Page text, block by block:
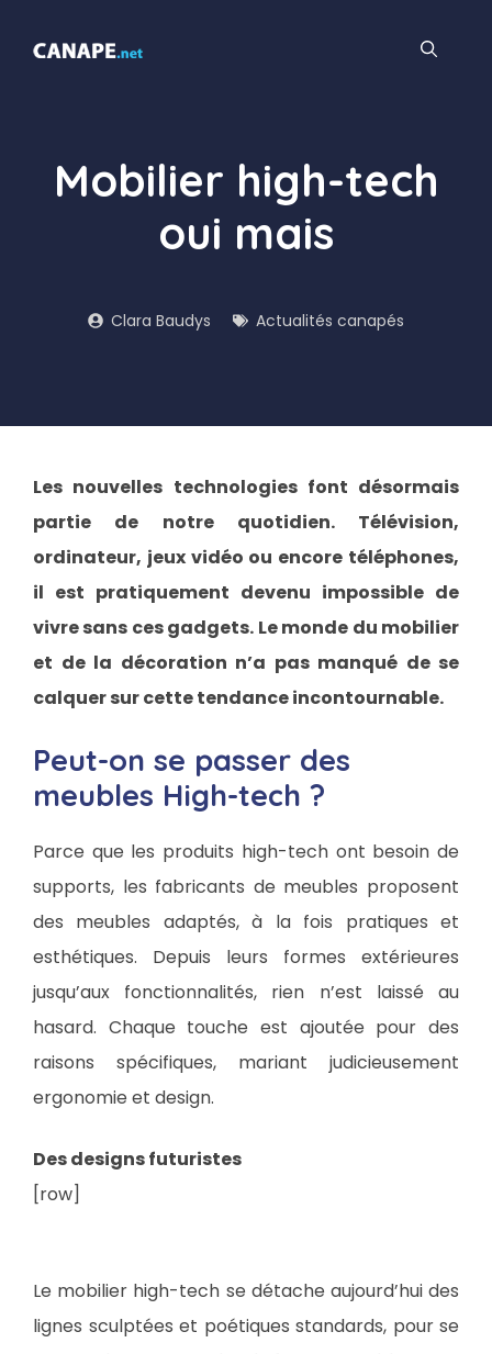
contenu
Mobilier high-tech
oui mais
Clara Baudys Actualités canapés
Les nouvelles technologies font désormais
partie de notre quotidien. Télévision,
ordinateur, jeux vidéo ou encore téléphones,
il est pratiquement devenu impossible de
vivre sans ces gadgets. Le monde du mobilier
et de la décoration n’a pas manqué de se
calquer sur cette tendance incontournable.
Peut-on se passer des
meubles High-tech ?
Parce que les produits high-tech ont besoin de
supports, les fabricants de meubles proposent
des meubles adaptés, à la fois pratiques et
esthétiques. Depuis leurs formes extérieures
jusqu’aux fonctionnalités, rien n’est laissé au
hasard. Chaque touche est ajoutée pour des
raisons spécifiques, mariant judicieusement
ergonomie et design.
Des designs futuristes
[row]
Le mobilier high-tech se détache aujourd’hui des
lignes sculptées et poétiques standards, pour se